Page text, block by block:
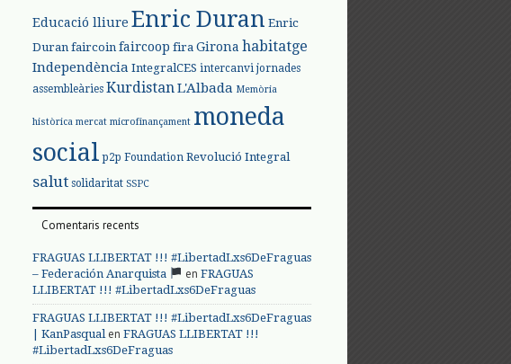
Educació lliure Enric Duran Enric
Duran faircoin faircoop fira Girona habitatge
Independència IntegralCES intercanvi jornades
assembleàries Kurdistan L'Albada Memòria
històrica mercat microfinançament moneda
social p2p Foundation Revolució Integral
salut solidaritat SSPC
Comentaris recents
FRAGUAS LLIBERTAT !!! #LibertadLxs6DeFraguas
– Federación Anarquista
en FRAGUAS
LLIBERTAT !!! #LibertadLxs6DeFraguas
FRAGUAS LLIBERTAT !!! #LibertadLxs6DeFraguas
| KanPasqualen FRAGUAS LLIBERTAT !!!
#LibertadLxs6DeFraguas